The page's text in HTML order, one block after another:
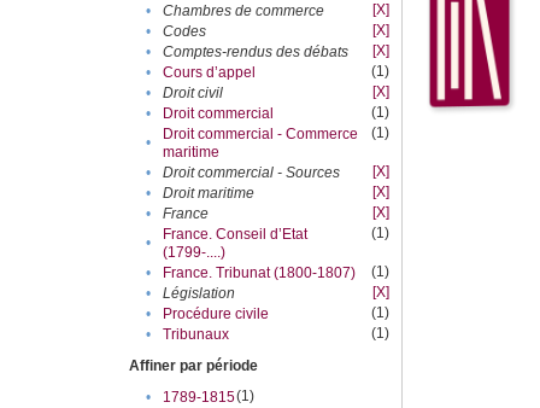
•
Chambres de commerce
[X]
•
Codes
[X]
•
Comptes-rendus des débats
[X]
•
Cours d’appel
(1)
•
Droit civil
[X]
•
Droit commercial
(1)
•
Droit commercial - Commerce
maritime
(1)
• Droit commercial - Sources
[X]
•
Droit maritime
[X]
•
France
[X]
•
France. Conseil d’Etat
(1799-....)
(1)
• France. Tribunat (1800-1807)
(1)
•
Législation
[X]
•
Procédure civile
(1)
•
Tribunaux
(1)
Affiner par période
•
1789-1815(1)